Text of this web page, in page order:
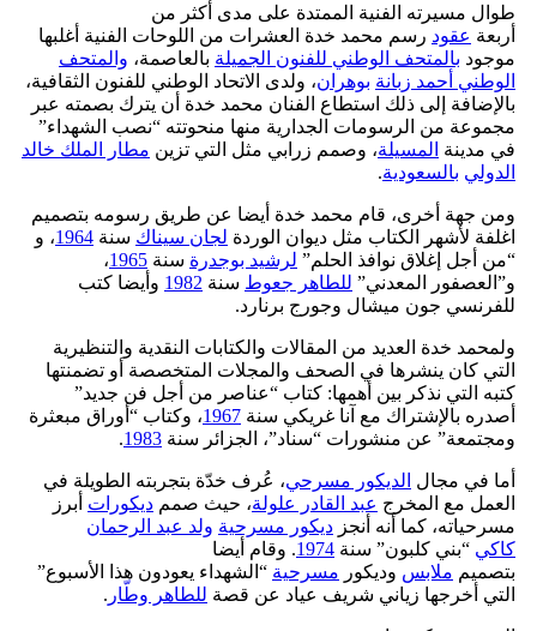
طوال مسيرته الفنية الممتدة على مدى أكثر من
أربعة عقود رسم محمد خدة العشرات من اللوحات الفنية أغلبها
موجود بالمتحف الوطني للفنون الجميلة بالعاصمة، والمتحف
الوطني أحمد زبانة بوهران، ولدى الاتحاد الوطني للفنون الثقافية،
بالإضافة إلى ذلك استطاع الفنان محمد خدة أن يترك بصمته عبر
مجموعة من الرسومات الجدارية منها منحوتته “نصب الشهداء”
في مدينة المسيلة، وصمم زرابي مثل التي تزين مطار الملك خالد
الدولي بالسعودية.
ومن جهة أخرى، قام محمد خدة أيضا عن طريق رسومه بتصميم
اغلفة لأشهر الكتاب مثل ديوان الوردة لجان سيناك سنة 1964، و
“من أجل إغلاق نوافذ الحلم” لرشيد بوجدرة سنة 1965،
و”العصفور المعدني” للطاهر جعوط سنة 1982 وأيضا كتب
للفرنسي جون ميشال وجورج برنارد.
ولمحمد خدة العديد من المقالات والكتابات النقدية والتنظيرية
التي كان ينشرها في الصحف والمجلات المتخصصة أو تضمنتها
كتبه التي نذكر بين أهمها: كتاب “عناصر من أجل فن جديد”
أصدره بالإشتراك مع آنا غريكي سنة 1967، وكتاب “أوراق مبعثرة
ومجتمعة” عن منشورات “سناد”، الجزائر سنة 1983
.
أما في مجال الديكور مسرحي، عُرف خدّة بتجربته الطويلة في
العمل مع المخرج عبد القادر علولة، حيث صمم ديكورات أبرز
مسرحياته، كما أنه أنجز ديكور مسرحية ولد عبد الرحمان
كاكي “بني كلبون” سنة 1974. وقام أيضا
بتصميم ملابس وديكور مسرحية “الشهداء يعودون هذا الأسبوع”
التي أخرجها زياني شريف عياد عن قصة للطاهر وطّار .